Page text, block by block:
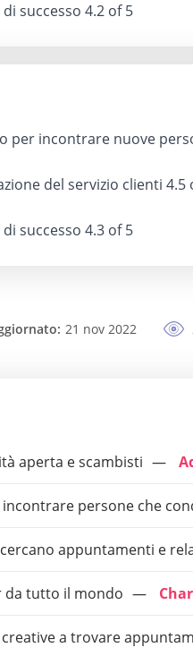
successo 4.2 of 5
per incontrare nuove
del servizio clienti 4.5
successo 4.3 of 5
21 nov 2022
aperta e scambisti
persone che
cercano appuntamenti e
tutto il mondo
a trovare